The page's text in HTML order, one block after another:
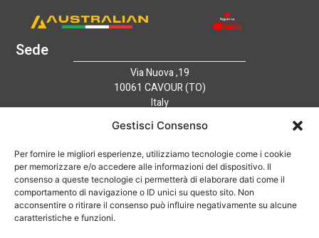
Gestisci Consenso
Per fornire le migliori esperienze, utilizziamo tecnologie come i cookie
per memorizzare e/o accedere alle informazioni del dispositivo. Il
consenso a queste tecnologie ci permetterà di elaborare dati come il
comportamento di navigazione o ID unici su questo sito. Non
acconsentire o ritirare il consenso può influire negativamente su alcune
caratteristiche e funzioni.
Sede
Via Nuova ,19
10061 CAVOUR (TO)
Italy
Azienda
Catalogo
Tecnologia
News